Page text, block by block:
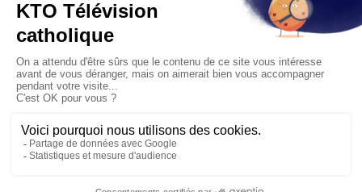
La visite pastorale du pape Léon
XIV à Assise à suivre sur KTO le
jeudi 6 août
Le pape en Uruguay, Argentine et
Pérou du 6 au 17 novembre 2026